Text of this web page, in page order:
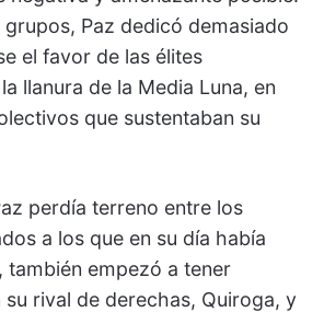
grupos, Paz dedicó demasiado
el favor de las élites
llanura de la Media Luna, en
que sustentaban su
perdía terreno entre los
a los que en su día había
también empezó a tener
rival de derechas, Quiroga, y